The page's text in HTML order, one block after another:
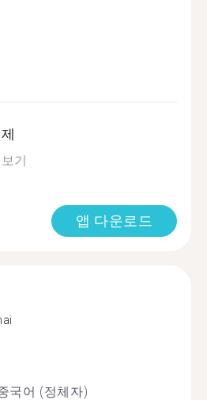
기
앱 다운로드
국어 (정체자)